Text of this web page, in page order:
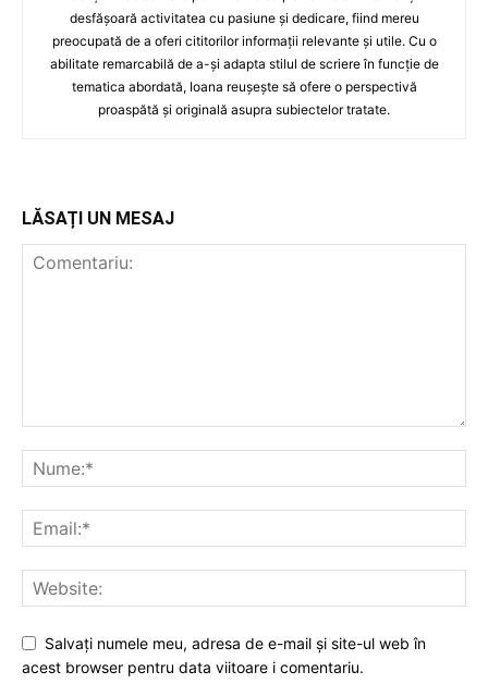
desfășoară activitatea cu pasiune și dedicare, fiind mereu
preocupată de a oferi cititorilor informații relevante și utile. Cu o
abilitate remarcabilă de a-și adapta stilul de scriere în funcție de
tematica abordată, Ioana reușește să ofere o perspectivă
proaspătă și originală asupra subiectelor tratate.
LĂSAȚI UN MESAJ
Salvați numele meu, adresa de e-mail și site-ul web în
acest browser pentru data viitoare i comentariu.